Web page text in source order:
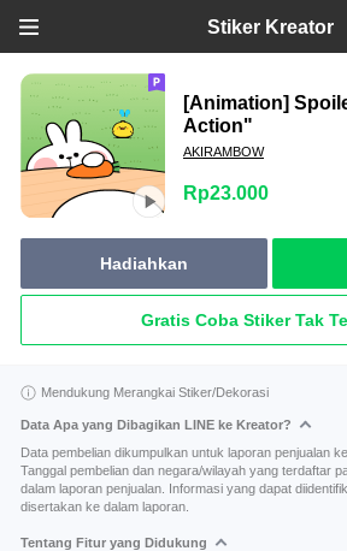
Stiker Kreator
[Animation]
Action"
AKIRAMBOW
Rp23.000
Hadiahkan
Gratis Coba Stiker Tak
Mendukung Merangkai Stiker/Dekorasi
Data Apa yang Dibagikan LINE ke Kreator?
Data pembelian dikumpulkan untuk laporan penjualan
Tanggal pembelian dan negara/wilayah yang terdaftar
dalam laporan penjualan. Informasi yang dapat
disertakan ke dalam laporan.
Tentang Fitur yang Didukung